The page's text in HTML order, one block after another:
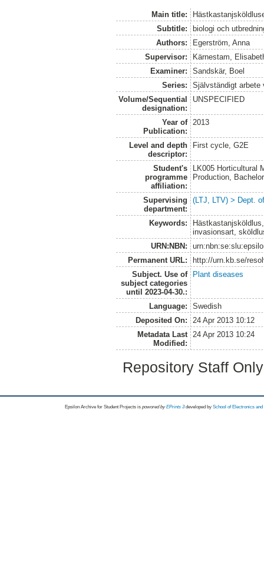
Main title:
Subtitle:
biologi och
Authors:
Egerström, Anna
Supervisor:
Kärnestam,
Examiner:
Sandskär, Boel
Series:
Självständigt arbete
Volume/Sequential
designation:
UNSPECIFIED
Year of
Publication:
2013
Level and depth
descriptor:
First cycle, G2E
Student's
programme
affiliation:
LK005 Horticultural
Production,
Supervising
department:
(LTJ, LTV) > Dept.
Keywords:
invasionsart,
URN:NBN:
Permanent URL:
http://urn.kb.se/
Subject. Use of
subject categories
until 2023-04-30.:
Plant diseases
Language:
Swedish
Deposited On:
24 Apr 2013 10:12
Metadata Last
Modified:
24 Apr 2013 10:24
Repository Staff
Epsilon Archive for Student Projects is powored byEPrints 3 developed by School of Electronics